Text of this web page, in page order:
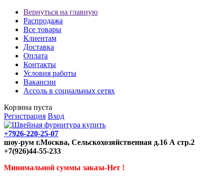
Вернуться на главную
Распродажа
Все товары
Клиентам
Доставка
Оплата
Контакты
Условия работы
Вакансии
Ассоль в социальных сетях
Корзина пуста
Регистрация Вход
+7926-220-25-07
шоу-рум г.Москва, Сельскохозяйственная д.16 А стр.2
+7(926)44-55-233
Минимальной суммы заказа-Нет !